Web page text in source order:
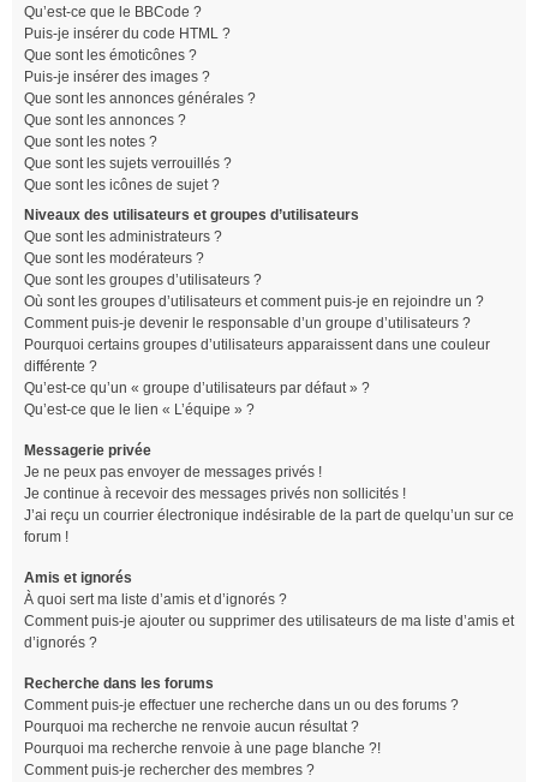
Qu’est-ce que le BBCode ?
Puis-je insérer du code HTML ?
Que sont les émoticônes ?
Puis-je insérer des images ?
Que sont les annonces générales ?
Que sont les annonces ?
Que sont les notes ?
Que sont les sujets verrouillés ?
Que sont les icônes de sujet ?
Niveaux des utilisateurs et groupes d’utilisateurs
Que sont les administrateurs ?
Que sont les modérateurs ?
Que sont les groupes d’utilisateurs ?
Où sont les groupes d’utilisateurs et comment puis-je en rejoindre un ?
Comment puis-je devenir le responsable d’un groupe d’utilisateurs ?
Pourquoi certains groupes d’utilisateurs apparaissent dans une couleur
différente ?
Qu’est-ce qu’un « groupe d’utilisateurs par défaut » ?
Qu’est-ce que le lien « L’équipe » ?
Messagerie privée
Je ne peux pas envoyer de messages privés !
Je continue à recevoir des messages privés non sollicités !
J’ai reçu un courrier électronique indésirable de la part de quelqu’un sur ce
forum !
Amis et ignorés
À quoi sert ma liste d’amis et d’ignorés ?
Comment puis-je ajouter ou supprimer des utilisateurs de ma liste d’amis et
d’ignorés ?
Recherche dans les forums
Comment puis-je effectuer une recherche dans un ou des forums ?
Pourquoi ma recherche ne renvoie aucun résultat ?
Pourquoi ma recherche renvoie à une page blanche ?!
Comment puis-je rechercher des membres ?